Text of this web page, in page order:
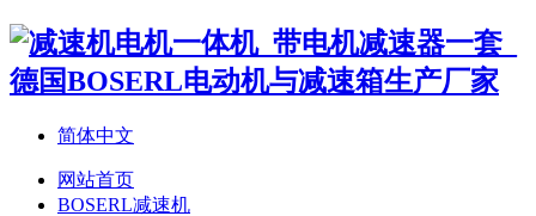
简体中文
网站首页
BOSERL减速机